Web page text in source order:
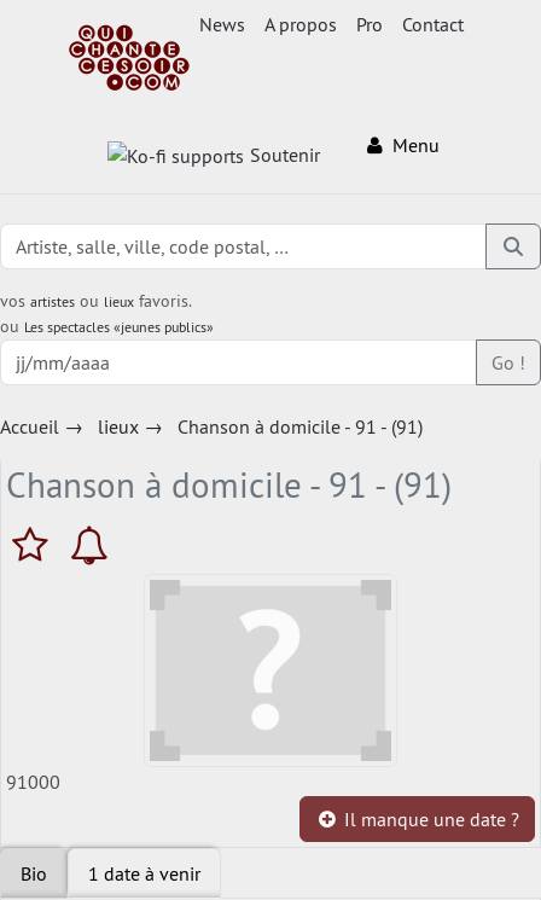
News A propos Pro Contact
Soutenir Menu
vos artistes ou lieux favoris.
ou Les spectacles «jeunes publics»
Go !
Accueil → lieux → Chanson à domicile - 91 - (91)
Chanson à domicile - 91 - (91)
91000
Il manque une date ?
Bio 1 date à venir